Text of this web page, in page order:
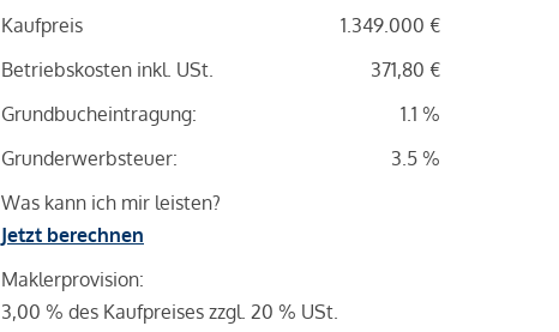
Kaufpreis
1.349.000 €
Betriebskosten inkl. USt.
371,80 €
Grundbucheintragung:
1.1 %
Grunderwerbsteuer:
3.5 %
Was kann ich mir leisten?
Jetzt berechnen
Maklerprovision:
3,00 % des Kaufpreises zzgl. 20 % USt.